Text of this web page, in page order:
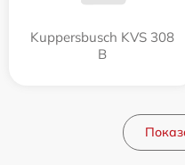
Kuppersbusch KVS 308
B